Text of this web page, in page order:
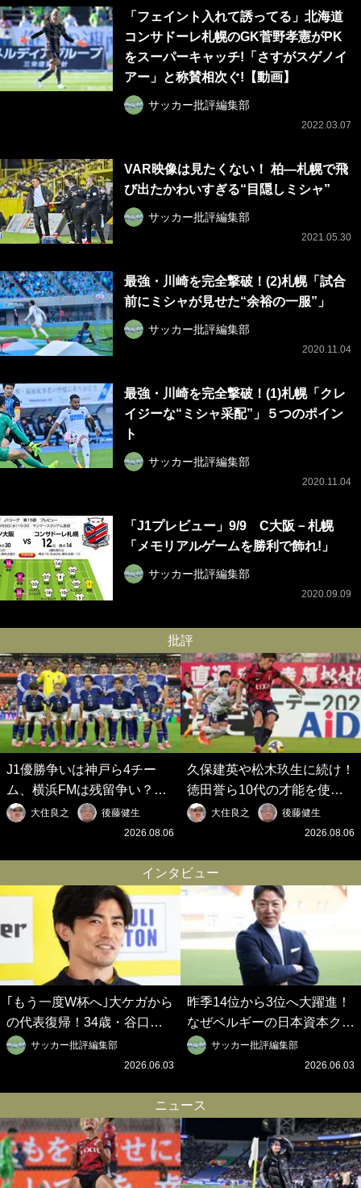
「フェイント入れて誘ってる」北海道
コンサドーレ札幌のGK菅野孝憲がPK
をスーパーキャッチ!「さすがスゲノイ
アー」と称賛相次ぐ!【動画】
サッカー批評編集部
2022.03.07
VAR映像は見たくない！ 柏―札幌で飛
び出たかわいすぎる“目隠しミシャ”
サッカー批評編集部
2021.05.30
最強・川崎を完全撃破！(2)札幌「試合
前にミシャが見せた“余裕の一服”」
サッカー批評編集部
2020.11.04
最強・川崎を完全撃破！(1)札幌「クレ
イジーな“ミシャ采配”」５つのポイン
ト
サッカー批評編集部
2020.11.04
「J1プレビュー」9/9 C大阪－札幌
「メモリアルゲームを勝利で飾れ!」
サッカー批評編集部
2020.09.09
批評
J1優勝争いは神戸ら4チー
ム、横浜FMは残留争い？大
混戦のJ2はRB大宮に注目！
歴代最強の日本代表をJリー
の秋春制｣の大激論】(6)
大住良之
後藤健生
2026.08.06
久保建英や松木玖生に続け！
徳田誉ら10代の才能を使い
切れないJクラブの課題と、
｢0円欧州移籍｣撲滅への処方
春制｣の大激論】(5)
大住良之
後藤健生
2026.08.06
インタビュー
｢もう一度W杯へ｣大ケガから
の代表復帰！34歳・谷口彰
悟の奇跡を支えた日本資本の
ベルギークラブ、次なる野望
ロイデン立石敬之CEOの世
界戦略】(2)
サッカー批評編集部
2026.06.03
昨季14位から3位へ大躍進！
なぜベルギーの日本資本クラ
ブは創設102年目に歴史的快
挙を成し遂げられたのか？
之CEOの世界戦略】(1)
サッカー批評編集部
2026.06.03
ニュース